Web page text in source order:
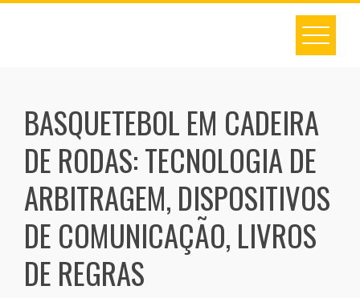
Skip
BASQUETEBOL EM CADEIRA
DE RODAS: TECNOLOGIA DE
ARBITRAGEM, DISPOSITIVOS
DE COMUNICAÇÃO, LIVROS
DE REGRAS